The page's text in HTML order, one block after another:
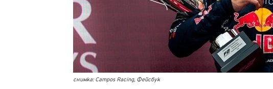
снимка: Campos Racing, Фейсбук